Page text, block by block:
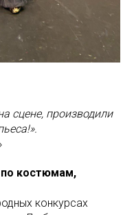
сцене, производили
костюмам,
конкурсах